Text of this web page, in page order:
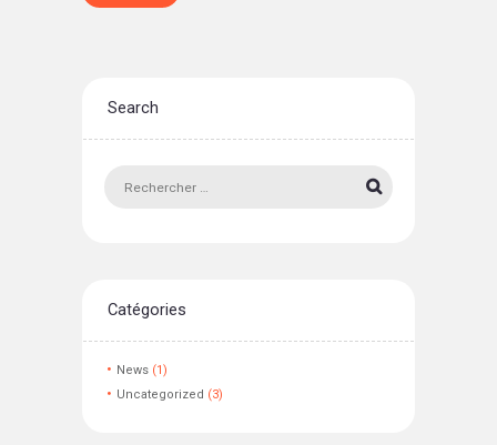
Search
Catégories
News(1)
Uncategorized (3)